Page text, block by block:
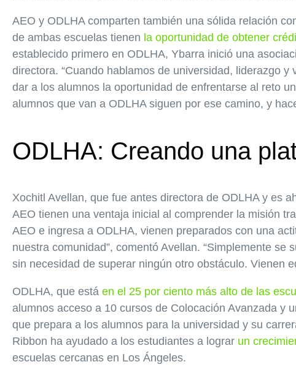
AEO y ODLHA comparten también una sólida relación
de ambas escuelas tienen la oportunidad de obtener
establecido primero en ODLHA, Ybarra inició una
directora. “Cuando hablamos de universidad, liderazgo
dar a los alumnos la oportunidad de enfrentarse al reto
alumnos que van a ODLHA siguen por ese camino, y
ODLHA: Creando una
Xochitl Avellan, que fue antes directora de ODLHA y es
AEO tienen una ventaja inicial al comprender la misión
AEO e ingresa a ODLHA, vienen preparados con una
nuestra comunidad”, comentó Avellan. “Simplemente
sin necesidad de superar ningún otro obstáculo. Vienen
ODLHA, que está en el 25 por ciento más alto de las
alumnos acceso a 10 cursos de Colocación Avanzada y
que prepara a los alumnos para la universidad y su
Ribbon ha ayudado a los estudiantes a lograr un
escuelas cercanas en Los Ángeles.